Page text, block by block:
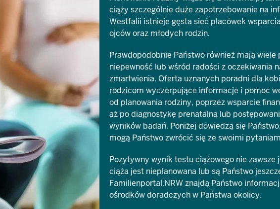
ciąży szczególnie duże zapotrzebowanie na
Westfalii istnieje gęsta sieć placówek
ojców oraz młodych rodzin.
Prawdopodobnie Państwo również mają
niepewność lub wśród radości z oczekiwania
zmartwienia. Oferta uznanych poradni dla
rodzicom wyczerpujące informacje i pomoc
od planowania rodziny, poprzez wsparcie
aż po diagnostykę prenatalną lub
wyników badań. Poniżej dowiedzą się
mogą Państwo zwrócić się ze swoimi
Pozytywny wynik testu ciążowego nie
ciąża jest nieplanowana lub są Państwo
Familienportal.NRW znajdą Państwo
ośrodków doradczych w Państwa okolicy.